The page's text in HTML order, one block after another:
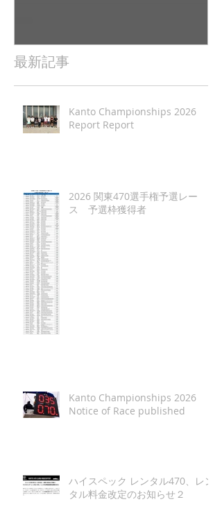
最新記事
Kanto Championships 2026
Report Report
2026 関東470選手権予選レー
ス 予選枠獲得者
Kanto Championships 2026
Notice of Race published
ハイスペック レンタル470、レン
タル料金改定のお知らせ２